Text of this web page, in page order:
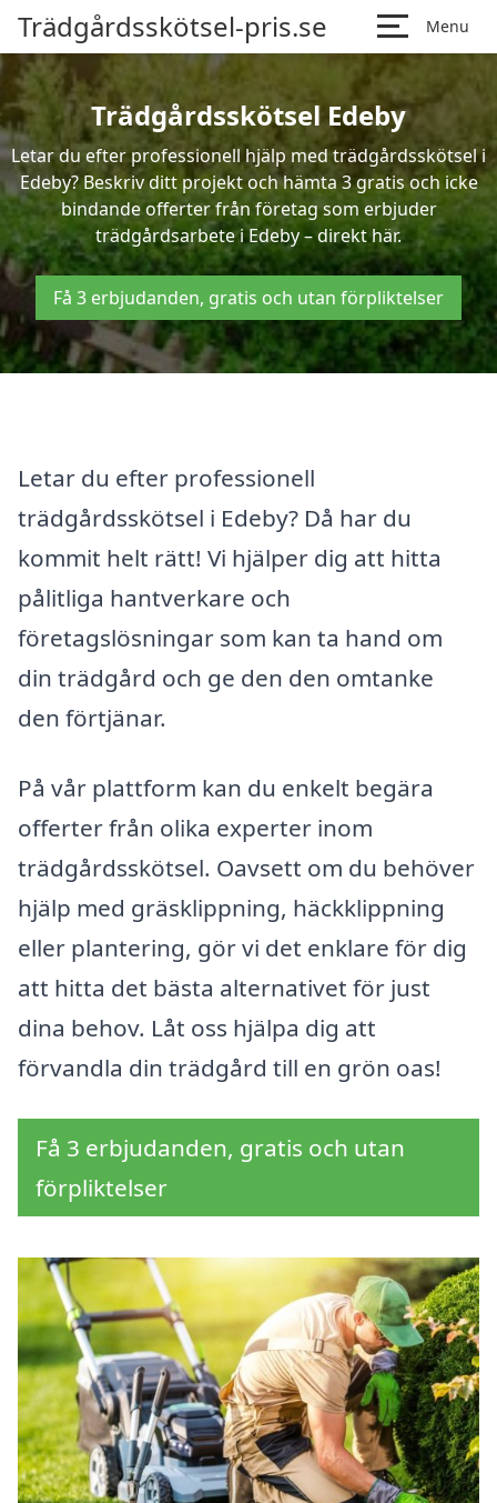
Trädgårdsskötsel-pris.se Menu
Trädgårdsskötsel Edeby
Letar du efter professionell hjälp med trädgårdsskötsel i
Edeby? Beskriv ditt projekt och hämta 3 gratis och icke
bindande offerter från företag som erbjuder
trädgårdsarbete i Edeby – direkt här.
Få 3 erbjudanden, gratis och utan förpliktelser
Letar du efter professionell
trädgårdsskötsel i Edeby? Då har du
kommit helt rätt! Vi hjälper dig att hitta
pålitliga hantverkare och
företagslösningar som kan ta hand om
din trädgård och ge den den omtanke
den förtjänar.
På vår plattform kan du enkelt begära
offerter från olika experter inom
trädgårdsskötsel. Oavsett om du behöver
hjälp med gräsklippning, häckklippning
eller plantering, gör vi det enklare för dig
att hitta det bästa alternativet för just
dina behov. Låt oss hjälpa dig att
förvandla din trädgård till en grön oas!
Få 3 erbjudanden, gratis och utan
förpliktelser